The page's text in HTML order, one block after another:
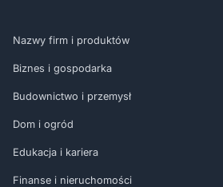
Nazwy firm i produktów
Biznes i gospodarka
Budownictwo i przemysł
Dom i ogród
Edukacja i kariera
Finanse i nieruchomości